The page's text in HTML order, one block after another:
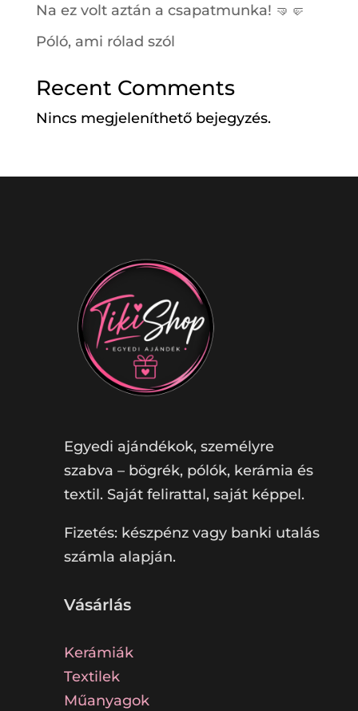
Na ez volt aztán a csapatmunka! 🤜🤛
Póló, ami rólad szól
Recent Comments
Nincs megjeleníthető bejegyzés.
Egyedi ajándékok, személyre
szabva – bögrék, pólók, kerámia és
textil. Saját felirattal, saját képpel.
Fizetés: készpénz vagy banki utalás
számla alapján.
Vásárlás
Kerámiák
Textilek
Műanyagok